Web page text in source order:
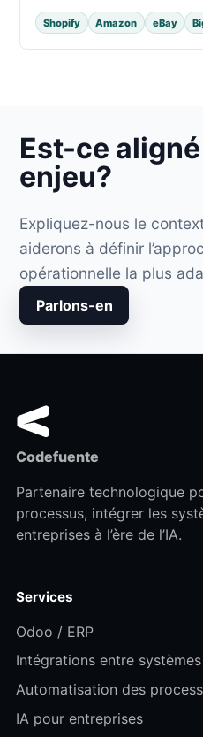
Shopify Amazon eBay
Est-ce
enjeu?
Expliquez-nous le
aiderons à définir
opérationnelle la plus
Parlons-en
Codefuente
Partenaire technologique
processus, intégrer les
entreprises à l’ère de l’IA.
Services
Odoo / ERP
Intégrations entre systèmes
Automatisation des
IA pour entreprises